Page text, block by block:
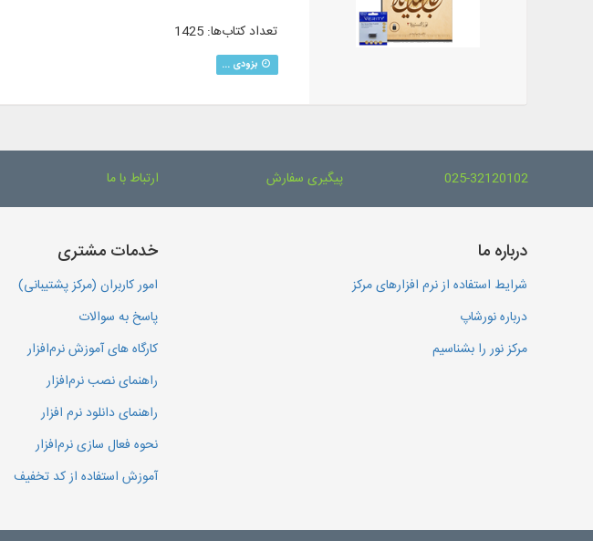
تعداد کتاب‌ها: 1425
بزودی ...
025-32120102 پیگیری سفارش ارتباط با ما
درباره ما
شرایط استفاده از نرم افزارهای مرکز
درباره نورشاپ
مرکز نور را بشناسیم
خدمات مشتری
امور کاربران (مرکز پشتیبانی)
پاسخ به سوالات
کارگاه های آموزش نرم‌افزار
راهنمای نصب نرم‌افزار
راهنمای دانلود نرم افزار
نحوه فعال سازی نرم‌افزار
آموزش استفاده از کد تخفیف